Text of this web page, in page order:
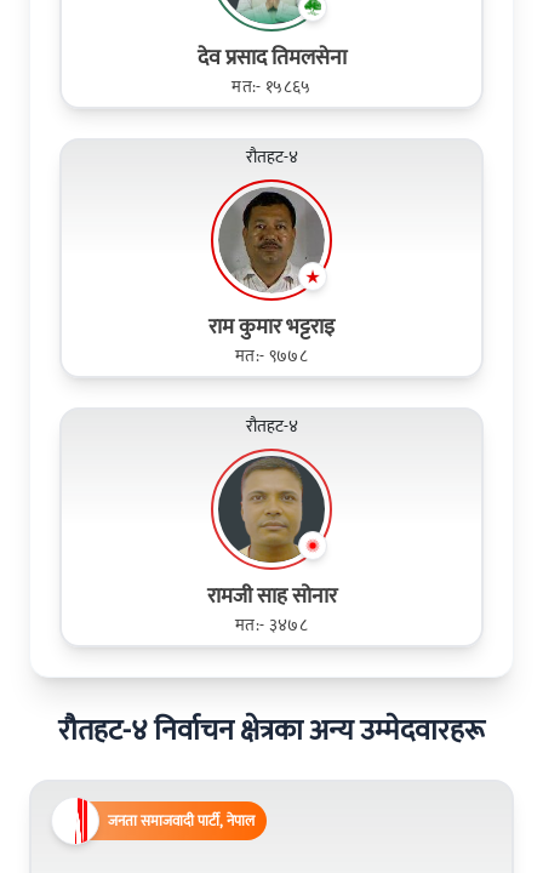
देव प्रसाद तिमलसेना
मत:- १५८६५
रौतहट-४
राम कुमार भट्टराइ
मत:- ९७७८
रौतहट-४
रामजी साह सोनार
मत:- ३४७८
रौतहट-४ निर्वाचन क्षेत्रका अन्य उम्मेदवारहरू
जनता समाजवादी पार्टी, नेपाल